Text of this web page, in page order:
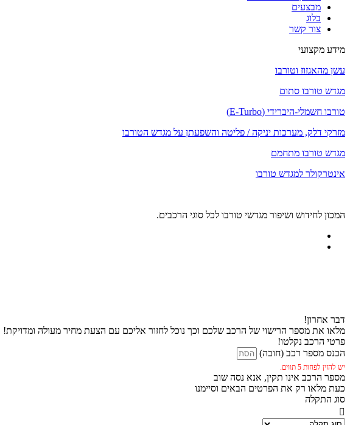
מבצעים
בלוג
צור קשר
מידע מקצועי
עשן מהאגזוז וטורבו
מגדש טורבו סתום
טורבו חשמלי-היברידי (E-Turbo)
מזרקי דלק, מערכות יניקה / פליטה והשפעתן על מגדש הטורבו
מגדש טורבו מתחמם
אינטרקולר למגדש טורבו
המכון לחידוש ושיפור מגדשי טורבו לכל סוגי הרכבים.
דבר אחרון!
מלאו את מספר הרישוי של הרכב שלכם וכך נוכל לחזור אליכם עם הצעת מחיר מעולה ומדויקת!
פרטי הרכב נקלטו!
הכנס מספר רכב (חובה)
יש להזין לפחות 5 תווים.
מספר הרכב אינו תקין, אנא נסה שוב
כעת מלאו רק את הפרטים הבאים וסיימנו
סוג התקלה